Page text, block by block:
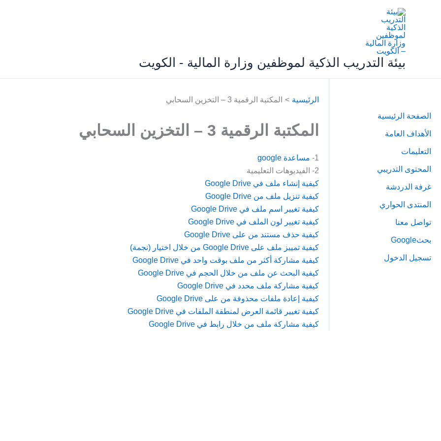
بيئة التدريب الذكية لموظفين وزارة المالية - الكويت
الصفحة الرئيسية
الأهداف العامة
التعليمات
المحتوى التدريبي
غرفة الدردشة
المنتدى الحواري
تواصل معنا
بحثGoogle
تسجيل الدخول
الرئيسية المكتبة الرقمية 3 – التخزين السحابي
المكتبة الرقمية 3 – التخزين السحابي
1- مساعدة google
2- الفيديوهات التعليمية
كيفية إنشاء ملف في Google Drive
كيفية تنزيل ملف من Google Drive
كيفية تغيير اسم ملف في Google Drive
كيفية تغيير لون الملف في Google Drive
كيفية حذف مستند من على Google Drive
كيفية تمييز ملف على Google Drive من خلال اختيار (نجمة)
كيفية مشاركة أكثر من ملف بوقت واحد في Google Drive
كيفية البحث عن ملف من خلال الحجم في Google Drive
كيفية مشاركة ملف محدد في Google Drive
كيفية إعادة ملفات محذوفة من على Google Drive
كيفية تغيير قائمة العرض لمنطقة الملفات في Google Drive
كيفية مشاركة ملف من خلال رابط في Google Drive